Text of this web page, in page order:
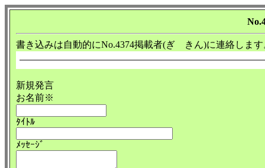
書き込みは自動的にNo.4374掲載者(ぎ きん)に連絡します
新規発言
お名前※
ﾀｲﾄﾙ
ﾒｯｾｰｼﾞ